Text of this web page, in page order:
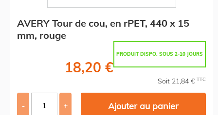
AVERY Tour de cou, en rPET, 440 x 15
mm, rouge
PRODUIT DISPO. SOUS 2-10 JOURS
18,20 €
Soit 21,84 € TTC
- + Ajouter au panier